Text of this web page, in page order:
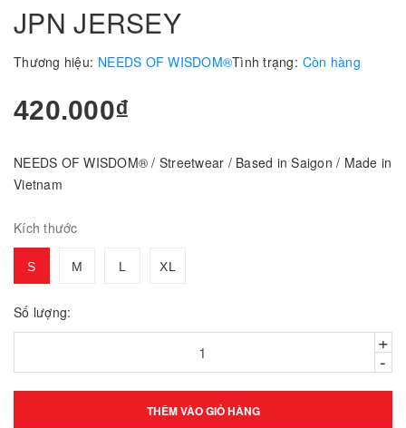
JPN JERSEY
Thương hiệu: NEEDS OF WISDOM®Tình trạng: Còn hàng
420.000₫
NEEDS OF WISDOM® / Streetwear / Based in Saigon / Made in
Vietnam
Kích thước
S M L XL
Số lượng:
+
-
THÊM VÀO GIỎ HÀNG